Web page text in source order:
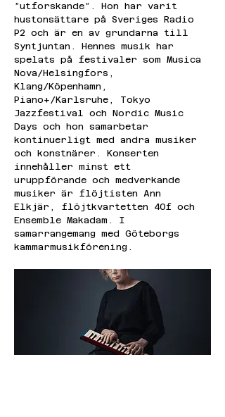
”utforskande”. Hon har varit
hustonsättare på Sveriges Radio
P2 och är en av grundarna till
Syntjuntan. Hennes musik har
spelats på festivaler som Musica
Nova/Helsingfors,
Klang/Köpenhamn,
Piano+/Karlsruhe, Tokyo
Jazzfestival och Nordic Music
Days och hon samarbetar
kontinuerligt med andra musiker
och konstnärer. Konserten
innehåller minst ett
uruppförande och medverkande
musiker är flöjtisten Ann
Elkjär, flöjtkvartetten 40f och
Ensemble Makadam. I
samarrangemang med Göteborgs
kammarmusikförening.